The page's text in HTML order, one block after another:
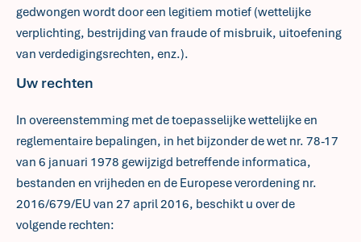
gedwongen wordt door een legitiem motief (wettelijke
verplichting, bestrijding van fraude of misbruik, uitoefening
van verdedigingsrechten, enz.).
Uw rechten
In overeenstemming met de toepasselijke wettelijke en
reglementaire bepalingen, in het bijzonder de wet nr. 78-17
van 6 januari 1978 gewijzigd betreffende informatica,
bestanden en vrijheden en de Europese verordening nr.
2016/679/EU van 27 april 2016, beschikt u over de
volgende rechten: